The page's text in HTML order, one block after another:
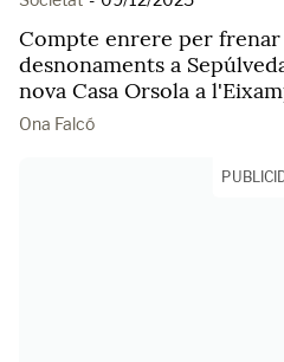
Compte enrere per frenar
desnonaments a
nova Casa Orsola a
Ona Falcó